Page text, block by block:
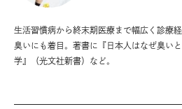
生活習慣病から終末期医療まで幅広く診療
臭いにも着目。著書に『日本人はなぜ臭い
学』（光文社新書）など。